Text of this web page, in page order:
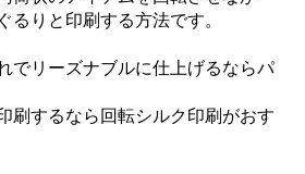
るりと印刷する方法です。
でリーズナブルに仕上げるならパ
刷するなら回転シルク印刷がおす